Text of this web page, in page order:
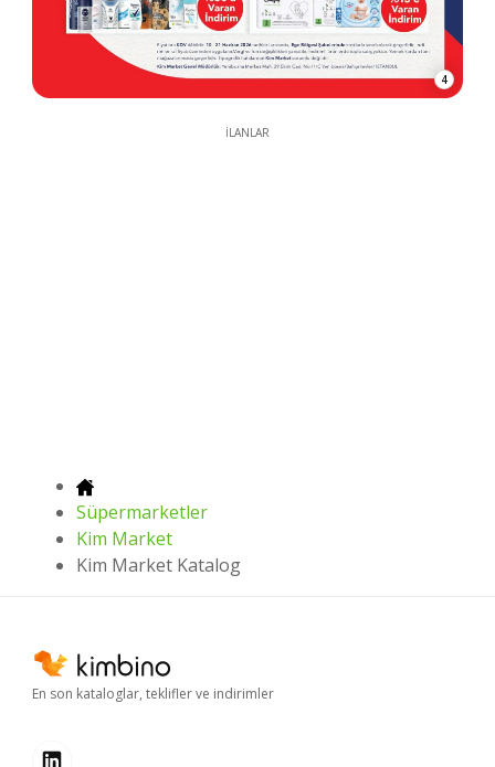
4
İLANLAR
Süpermarketler
Kim Market
Kim Market Katalog
En son kataloglar, teklifler ve indirimler